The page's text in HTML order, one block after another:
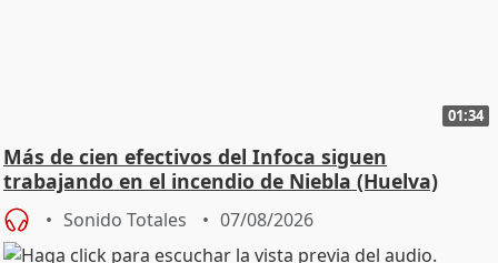
01:34
Más de cien efectivos del Infoca siguen
trabajando en el incendio de Niebla (Huelva)
Sonido Totales 07/08/2026